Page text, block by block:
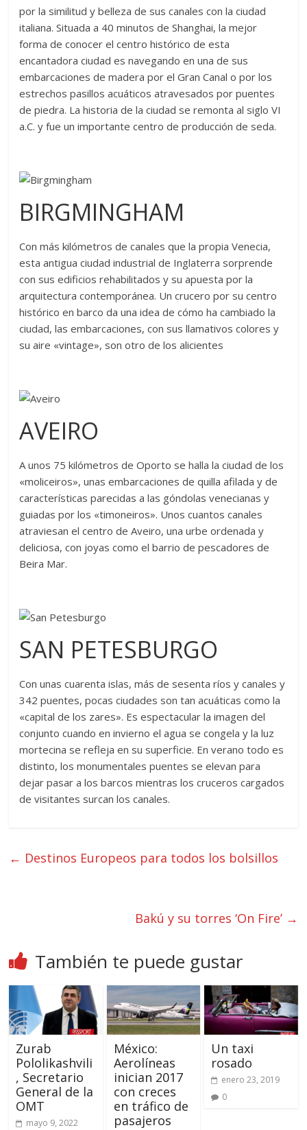
por la similitud y belleza de sus canales con la ciudad
italiana. Situada a 40 minutos de Shanghai, la mejor
forma de conocer el centro histórico de esta
encantadora ciudad es navegando en una de sus
embarcaciones de madera por el Gran Canal o por los
estrechos pasillos acuáticos atravesados por puentes
de piedra. La historia de la ciudad se remonta al siglo VI
a.C. y fue un importante centro de producción de seda.
BIRGMINGHAM
Con más kilómetros de canales que la propia Venecia,
esta antigua ciudad industrial de Inglaterra sorprende
con sus edificios rehabilitados y su apuesta por la
arquitectura contemporánea. Un crucero por su centro
histórico en barco da una idea de cómo ha cambiado la
ciudad, las embarcaciones, con sus llamativos colores y
su aire «vintage», son otro de los alicientes
AVEIRO
A unos 75 kilómetros de Oporto se halla la ciudad de los
«moliceiros», unas embarcaciones de quilla afilada y de
características parecidas a las góndolas venecianas y
guiadas por los «timoneiros». Unos cuantos canales
atraviesan el centro de Aveiro, una urbe ordenada y
deliciosa, con joyas como el barrio de pescadores de
Beira Mar.
SAN PETESBURGO
Con unas cuarenta islas, más de sesenta ríos y canales y
342 puentes, pocas ciudades son tan acuáticas como la
«capital de los zares». Es espectacular la imagen del
conjunto cuando en invierno el agua se congela y la luz
mortecina se refleja en su superficie. En verano todo es
distinto, los monumentales puentes se elevan para
dejar pasar a los barcos mientras los cruceros cargados
de visitantes surcan los canales.
← Destinos Europeos para todos los bolsillos
Bakú y su torres ‘On Fire’ →
También te puede gustar
Zurab
Pololikashvili
, Secretario
General de la
OMT
mayo 9, 2022
México:
Aerolíneas
inician 2017
con creces
en tráfico de
pasajeros
Un taxi
rosado
enero 23, 2019
0